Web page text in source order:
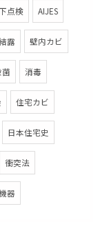
点検 AIJES
露 壁内カビ
菌 消毒
住宅カビ
日本住宅史
衝突法
器